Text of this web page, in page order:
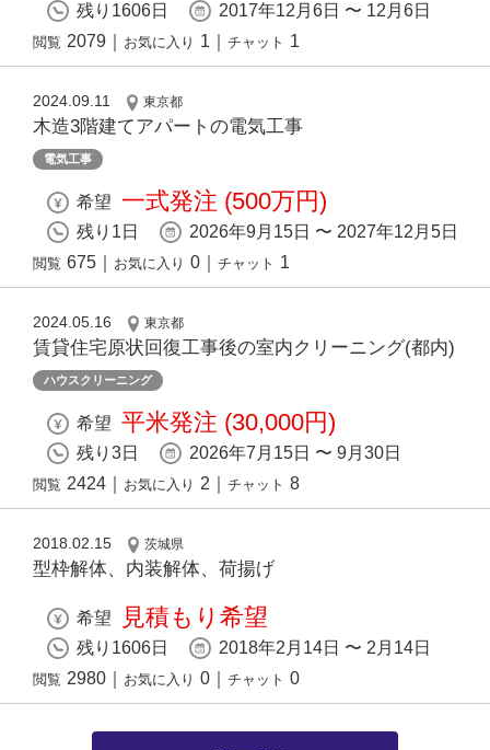
残り1606日 2017年12月6日 〜 12月6日
閲覧 2079 お気に入り 1 チャット 1
2024.09.11 東京都
木造3階建てアパートの電気工事
電気工事
希望 一式発注 (500万円)
残り1日 2026年9月15日 〜 2027年12月5日
閲覧 675 お気に入り 0 チャット 1
2024.05.16 東京都
賃貸住宅原状回復⼯事後の室内クリーニング(都内)
ハウスクリーニング
希望 平米発注 (30,000円)
残り3日 2026年7月15日 〜 9月30日
閲覧 2424 お気に入り 2 チャット 8
2018.02.15 茨城県
型枠解体、内装解体、荷揚げ
希望 見積もり希望
残り1606日 2018年2月14日 〜 2月14日
閲覧 2980 お気に入り 0 チャット 0